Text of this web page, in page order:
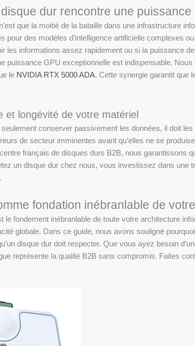
dur rencontre une
que la moitié de la bataille dans une infrastructure
pour des modèles d’intelligence artificielle complexes
les informations assez rapidement ou si la puissance
puissance GPU exceptionnelle est indispensable.
le NVIDIA RTX 5000 ADA. Cette synergie garantit que
et longévité de votre matériel
conserver passivement les données, il doit
de secteur imminentes avant qu’elles ne se
français de disques durs B2B, nous garantissons
un disque dur chez nous, vous investissez dans une
fondation inébranlable de
fondement inébranlable de toute votre architecture
globale. Dans ce guide, nous avons souligné
disque dur doit respecter. Que vous ayez besoin
représente la qualité B2B sans compromis. Faites